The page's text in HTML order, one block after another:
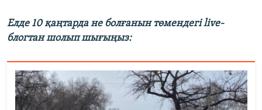
Елде 10 қаңтарда не болғанын төмендегі live-
блогтан шолып шығыңыз: